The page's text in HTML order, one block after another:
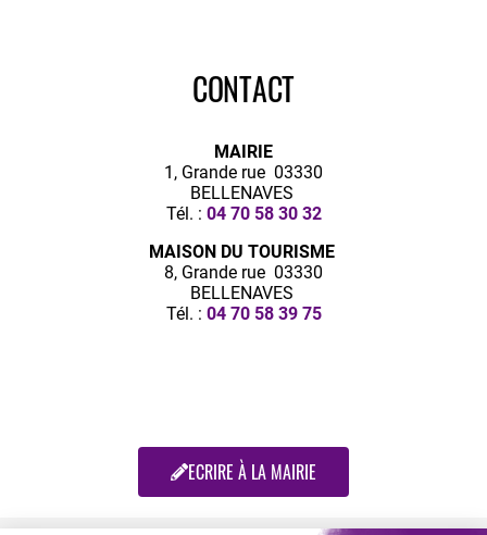
CONTACT
MAIRIE
1, Grande rue 03330
BELLENAVES
Tél. : 04 70 58 30 32
MAISON DU TOURISME
8, Grande rue 03330
BELLENAVES
Tél. : 04 70 58 39 75
ECRIRE À LA MAIRIE